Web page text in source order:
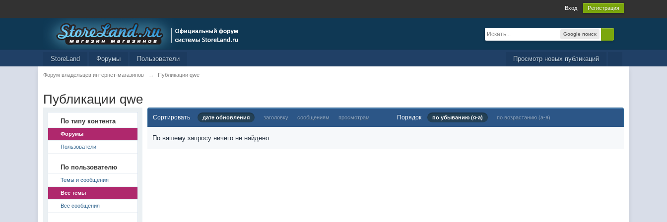
Вход Регистрация
Google поиск
Просмотр новых публикаций
StoreLand Форумы Пользователи
Форум владельцев интернет-магазинов → Публикации qwe
Публикации qwe
По типу контента
Форумы
Пользователи
По пользователю
Темы и сообщения
Все темы
Все сообщения
Сортировать дате обновления заголовку сообщениям просмотрам Порядок по убыванию (я-а) по возрастанию (а-я)
По вашему запросу ничего не найдено.